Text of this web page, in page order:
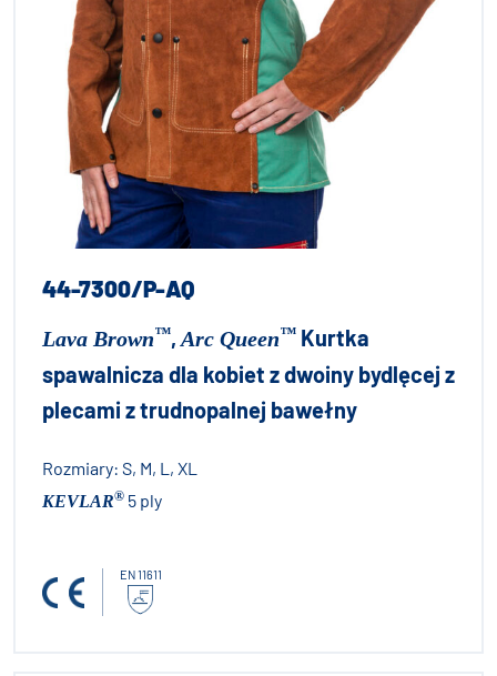
44-7300/P-AQ
Lava Brown™, Arc Queen™ Kurtka
spawalnicza dla kobiet z dwoiny bydlęcej z
plecami z trudnopalnej bawełny
Rozmiary: S, M, L, XL
KEVLAR® 5 ply
EN 11611